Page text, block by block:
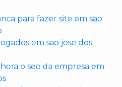
para fazer site em sao
em sao jose dos
o seo da empresa em